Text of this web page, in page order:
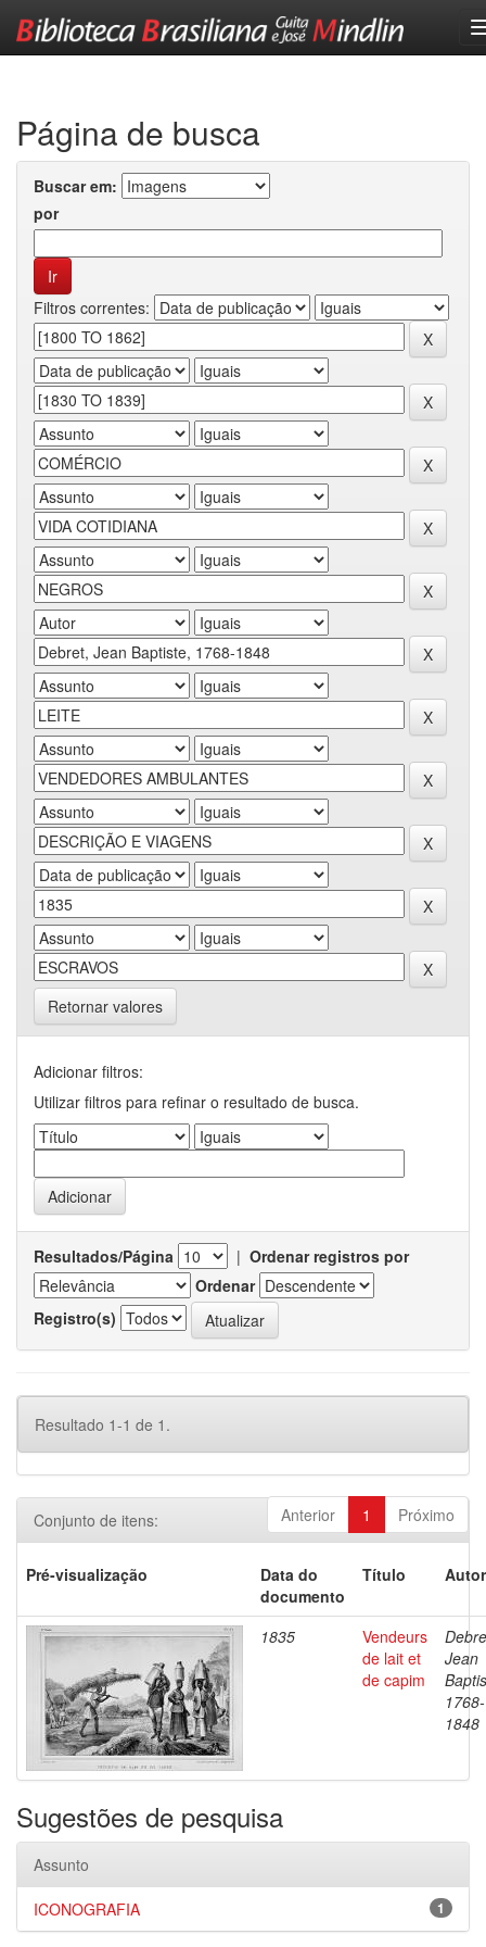
Página de busca
Buscar em:
por
Filtros correntes:
Retornar valores
Adicionar filtros:
Utilizar filtros para refinar o resultado de busca.
Resultados/Página | Ordenar registros por
Ordenar
Registro(s)
Resultado 1-1 de 1.
Anterior 1 Próximo
Conjunto de itens:
Pré-visualização
Data do
documento
Título
1835
Vendeurs
de lait et
de capim
Jean
1768-
1848
Sugestões de pesquisa
Assunto
1
ICONOGRAFIA